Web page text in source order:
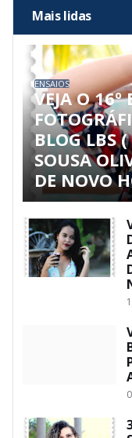
Mais lidas
ENSAIOS
VEJA O 16º
BLOG LBS
SOUSA
DE NOVO